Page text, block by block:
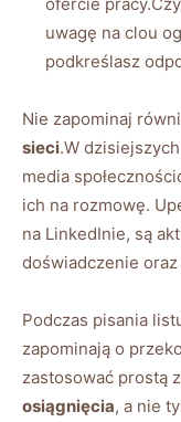
uwagę na clou
podkreślasz
Nie zapominaj
sieci.W
media
ich na rozmowę.
na LinkedInie, są
doświadczenie
Podczas pisania
zapominają o
zastosować prostą
osiągnięcia, a nie